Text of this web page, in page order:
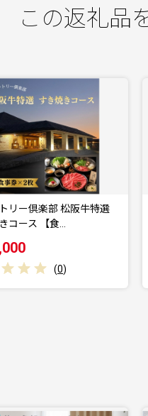
この返礼品
津カントリー倶楽部 松阪牛特選
しゃぶしゃぶコース …
￥47,000